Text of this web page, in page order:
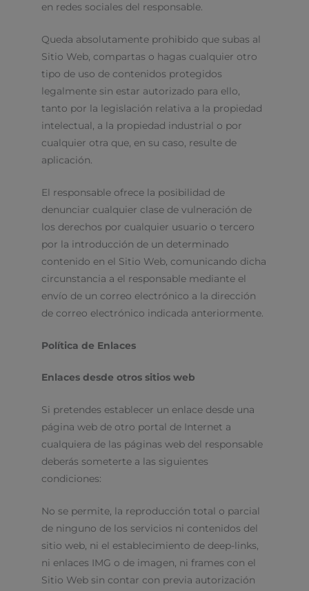
en redes sociales del responsable.
Queda absolutamente prohibido que subas al
Sitio Web, compartas o hagas cualquier otro
tipo de uso de contenidos protegidos
legalmente sin estar autorizado para ello,
tanto por la legislación relativa a la propiedad
intelectual, a la propiedad industrial o por
cualquier otra que, en su caso, resulte de
aplicación.
El responsable ofrece la posibilidad de
denunciar cualquier clase de vulneración de
los derechos por cualquier usuario o tercero
por la introducción de un determinado
contenido en el Sitio Web, comunicando dicha
circunstancia a el responsable mediante el
envío de un correo electrónico a la dirección
de correo electrónico indicada anteriormente.
Política de Enlaces
Enlaces desde otros sitios web
Si pretendes establecer un enlace desde una
página web de otro portal de Internet a
cualquiera de las páginas web del responsable
deberás someterte a las siguientes
condiciones:
No se permite, la reproducción total o parcial
de ninguno de los servicios ni contenidos del
sitio web, ni el establecimiento de deep-links,
ni enlaces IMG o de imagen, ni frames con el
Sitio Web sin contar con previa autorización